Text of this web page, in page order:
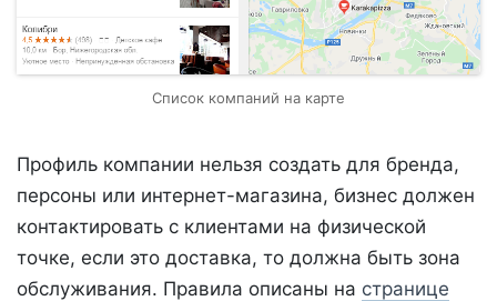
Список компаний на карте
Профиль компании нельзя создать для бренда,
персоны или интернет-магазина, бизнес должен
контактировать с клиентами на физической
точке, если это доставка, то должна быть зона
обслуживания. Правила описаны на странице